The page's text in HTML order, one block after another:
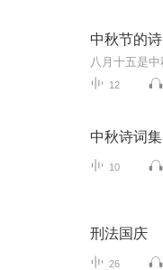
中秋节的诗
12
中秋诗词集
10
刑法国庆
26